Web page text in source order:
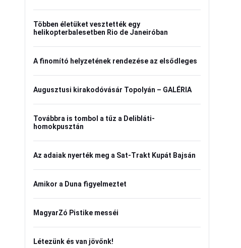
Többen életüket vesztették egy
helikopterbalesetben Rio de Janeiróban
A finomító helyzetének rendezése az elsődleges
Augusztusi kirakodóvásár Topolyán – GALÉRIA
Továbbra is tombol a tűz a Delibláti-
homokpusztán
Az adaiak nyerték meg a Sat-Trakt Kupát Bajsán
Amikor a Duna figyelmeztet
MagyarZó Pistike messéi
Létezünk és van jövőnk!